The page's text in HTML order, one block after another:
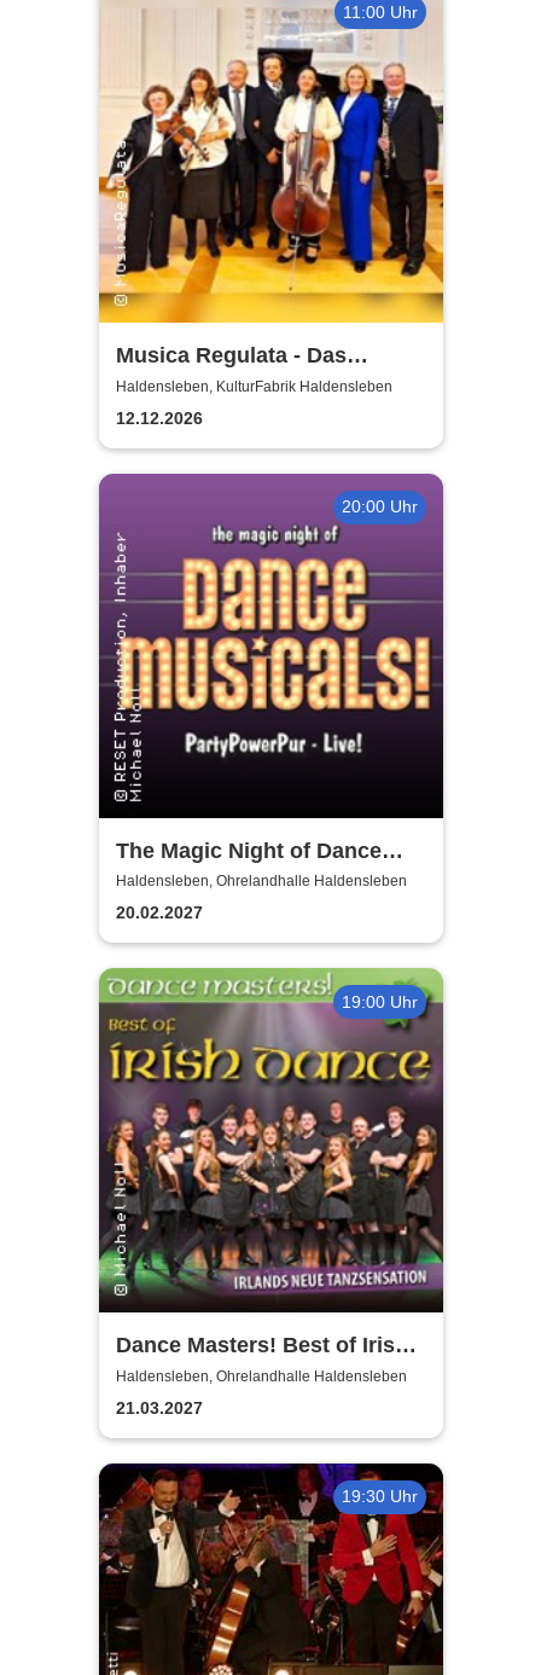
11:00 Uhr
Musica Regulata - Das
Weihnachtskonzert
Haldensleben, KulturFabrik Haldensleben
12.12.2026
20:00 Uhr
The Magic Night of Dance
Musicals
Haldensleben, Ohrelandhalle Haldensleben
20.02.2027
19:00 Uhr
Dance Masters! Best of Irish
Dance
Haldensleben, Ohrelandhalle Haldensleben
21.03.2027
19:30 Uhr